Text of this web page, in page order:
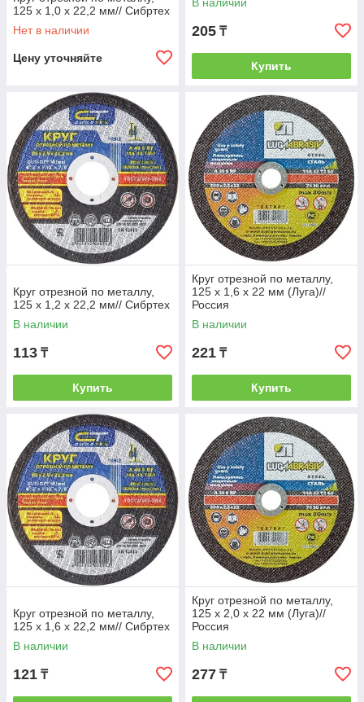
125 х 1,0 х 22,2 мм// Сибртех
Нет в наличии
Цену уточняйте
205 ₸
Купить
Круг отрезной по металлу,
125 х 1,2 х 22,2 мм// Сибртех
В наличии
113 ₸
Купить
Круг отрезной по металлу,
125 х 1,6 х 22 мм (Луга)//
Россия
В наличии
221 ₸
Купить
Круг отрезной по металлу,
125 х 1,6 х 22,2 мм// Сибртех
В наличии
121 ₸
Круг отрезной по металлу,
125 х 2,0 х 22 мм (Луга)//
Россия
В наличии
277 ₸